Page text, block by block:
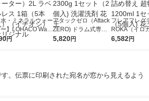
水・ミネラルウォー
】LOHACO Wate
ロハコウォータ
円
アタックゼロ（Attack
ZERO) ドラム式専用
詰め替え メガジャン
5,820円
フレアフレグ
ROKA（イロ
イキッドリリ
6,582円
。伝票に印刷された宛名が窓から見えるよう